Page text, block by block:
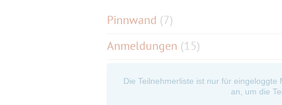
Pinnwand (7)
Anmeldungen (15)
Die Teilnehmerliste ist nur für
an, um die